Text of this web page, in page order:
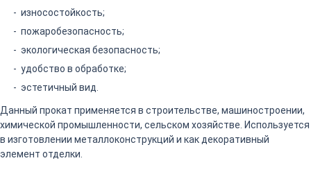
износостойкость;
пожаробезопасность;
экологическая безопасность;
удобство в обработке;
эстетичный вид.
Данный прокат применяется в строительстве, машиностроении,
химической промышленности, сельском хозяйстве. Используется
в изготовлении металлоконструкций и как декоративный
элемент отделки.